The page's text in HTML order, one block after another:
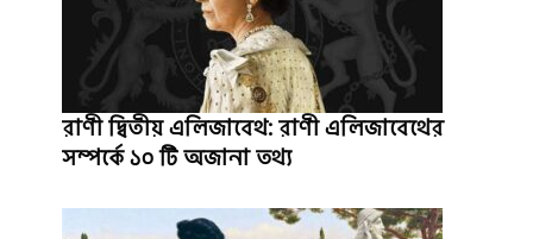
রাণী দ্বিতীয় এলিজাবেথ: রাণী এলিজাবেথের
সম্পর্কে ১০ টি অজানা তথ্য